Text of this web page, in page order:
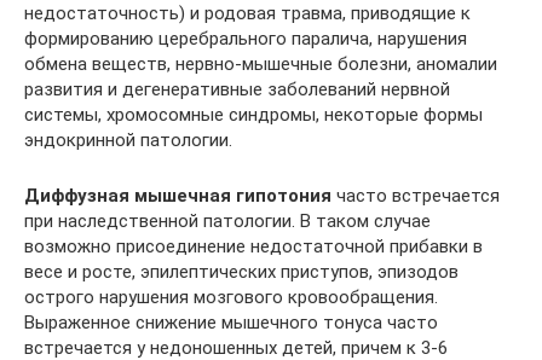
недостаточность) и родовая травма, приводящие к
формированию церебрального паралича, нарушения
обмена веществ, нервно-мышечные болезни, аномалии
развития и дегенеративные заболеваний нервной
системы, хромосомные синдромы, некоторые формы
эндокринной патологии.
Диффузная мышечная гипотония часто встречается
при наследственной патологии. В таком случае
возможно присоединение недостаточной прибавки в
весе и росте, эпилептических приступов, эпизодов
острого нарушения мозгового кровообращения.
Выраженное снижение мышечного тонуса часто
встречается у недоношенных детей, причем к 3-6